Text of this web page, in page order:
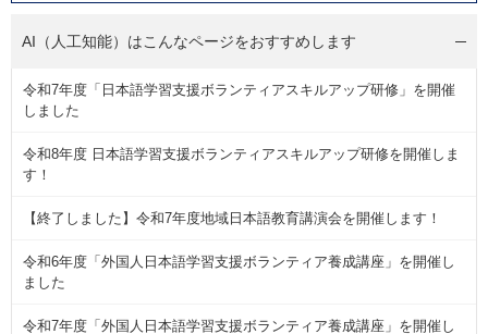
AI（人工知能）はこんなページをおすすめします
令和7年度「日本語学習支援ボランティアスキルアップ研修」を開催
しました
令和8年度 日本語学習支援ボランティアスキルアップ研修を開催しま
す！
【終了しました】令和7年度地域日本語教育講演会を開催します！
令和6年度「外国人日本語学習支援ボランティア養成講座」を開催し
ました
令和7年度「外国人日本語学習支援ボランティア養成講座」を開催し